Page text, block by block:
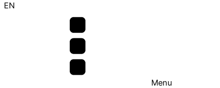
EN
Menu